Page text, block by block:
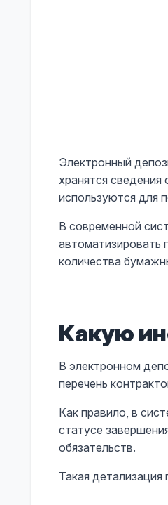
Электронный
хранятся
используются для
В современной
автоматизировать
количества
Какую
В электронном
перечень
Как правило, в
статусе
обязательств.
Такая детализация